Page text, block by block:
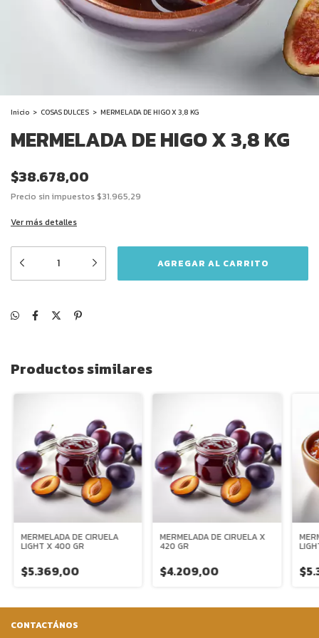
Inicio > COSAS DULCES > MERMELADA DE HIGO X 3,8 KG
MERMELADA DE HIGO X 3,8 KG
$38.678,00
Precio sin impuestos$31.965,29
Ver más detalles
Productos similares
MERMELADA DE CIRUELA
LIGHT X 400 GR
$5.369,00
MERMELADA DE CIRUELA X
420 GR
$4.209,00
CONTACTÁNOS